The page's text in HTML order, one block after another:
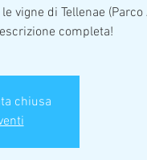
vigne di Tellenae (Parco
chiusa